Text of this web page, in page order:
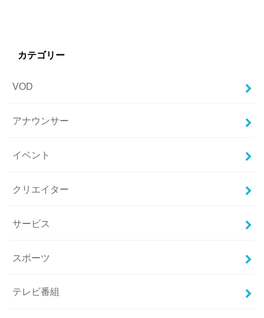
カテゴリー
VOD
アナウンサー
イベント
クリエイター
サービス
スポーツ
テレビ番組